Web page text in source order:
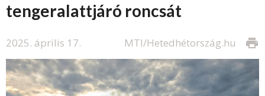
tengeralattjáró roncsát
2025. április 17. print
MTI/Hetedhétország.hu